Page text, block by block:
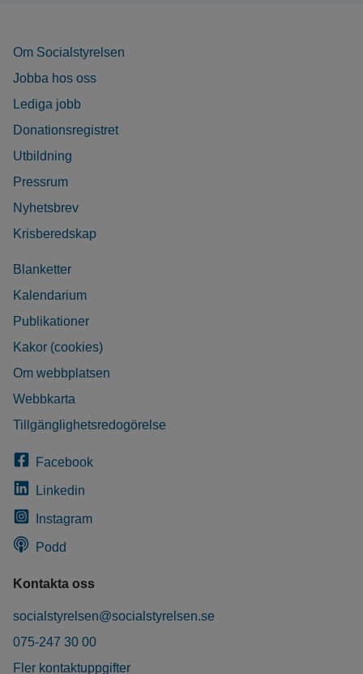
Om Socialstyrelsen
Jobba hos oss
Lediga jobb
Donationsregistret
Utbildning
Pressrum
Nyhetsbrev
Krisberedskap
Blanketter
Kalendarium
Publikationer
Kakor (cookies)
Om webbplatsen
Webbkarta
Tillgänglighetsredogörelse
Facebook
Linkedin
Instagram
Podd
Kontakta oss
socialstyrelsen@socialstyrelsen.se
075-247 30 00
Fler kontaktuppgifter